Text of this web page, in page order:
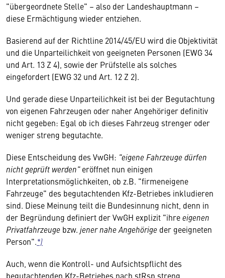
"übergeordnete Stelle" – also der Landeshauptmann –
diese Ermächtigung wieder entziehen.
Basierend auf der Richtline 2014/45/EU wird die Objektivität
und die Unparteilichkeit von geeigneten Personen (EWG 34
und Art. 13 Z 4), sowie der Prüfstelle als solches
eingefordert (EWG 32 und Art. 12 Z 2).
Und gerade diese Unparteilichkeit ist bei der Begutachtung
von eigenen Fahrzeugen oder naher Angehöriger definitiv
nicht gegeben: Egal ob ich dieses Fahrzeug strenger oder
weniger streng begutachte.
Diese Entscheidung des VwGH: "eigene Fahrzeuge dürfen
nicht geprüft werden"eröffnet nun einigen
Interpretationsmöglichkeiten, ob z.B. "firmeneigene
Fahrzeuge" des begutachtenden Kfz-Betriebes inkludieren
sind. Diese Meinung teilt die Bundesinnung nicht, denn in
der Begründung definiert der VwGH explizit "ihreeigenen
Privatfahrzeuge bzw. jener nahe Angehörige der geeigneten
Person".*)
Auch, wenn die Kontroll- und Aufsichtspflicht des
begutachtenden Kfz-Betriebes nach stRsp streng